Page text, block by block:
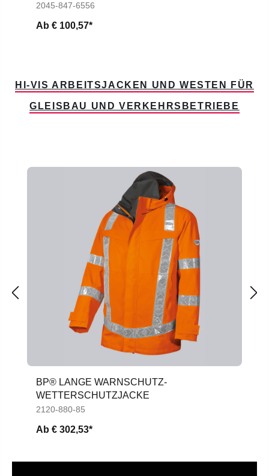
2045-847-6556
Ab € 100,57*
HI-VIS ARBEITSJACKEN UND WESTEN FÜR
GLEISBAU UND VERKEHRSBETRIEBE
BP® LANGE WARNSCHUTZ-
WETTERSCHUTZJACKE
2120-880-85
Ab € 302,53*